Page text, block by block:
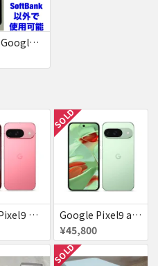
【美品】Google Pixel7 ［赤ロム］Pixel 7
Google Pixel9 Peony 128GB / 12GB SoftBank SIMフリー 送料無料
SOLD
Google Pixel9 au Wintergreen 128GB / 12GB 送料無料
¥45,800
SOLD